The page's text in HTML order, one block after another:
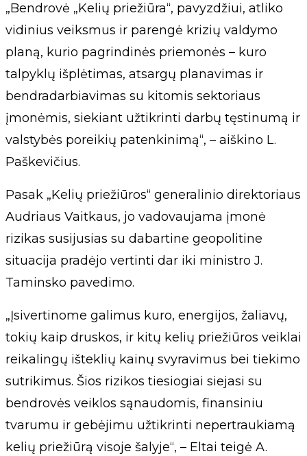
„Bendrovė „Kelių priežiūra“, pavyzdžiui, atliko
vidinius veiksmus ir parengė krizių valdymo
planą, kurio pagrindinės priemonės – kuro
talpyklų išplėtimas, atsargų planavimas ir
bendradarbiavimas su kitomis sektoriaus
įmonėmis, siekiant užtikrinti darbų tęstinumą ir
valstybės poreikių patenkinimą“, – aiškino L.
Paškevičius.
Pasak „Kelių priežiūros“ generalinio direktoriaus
Audriaus Vaitkaus, jo vadovaujama įmonė
rizikas susijusias su dabartine geopolitine
situacija pradėjo vertinti dar iki ministro J.
Taminsko pavedimo.
„Įsivertinome galimus kuro, energijos, žaliavų,
tokių kaip druskos, ir kitų kelių priežiūros veiklai
reikalingų išteklių kainų svyravimus bei tiekimo
sutrikimus. Šios rizikos tiesiogiai siejasi su
bendrovės veiklos sąnaudomis, finansiniu
tvarumu ir gebėjimu užtikrinti nepertraukiamą
kelių priežiūrą visoje šalyje“, – Eltai teigė A.